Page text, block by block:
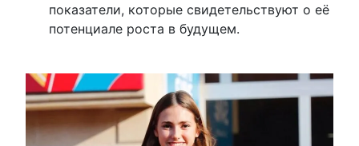
показатели, которые свидетельствуют о её
потенциале роста в будущем.